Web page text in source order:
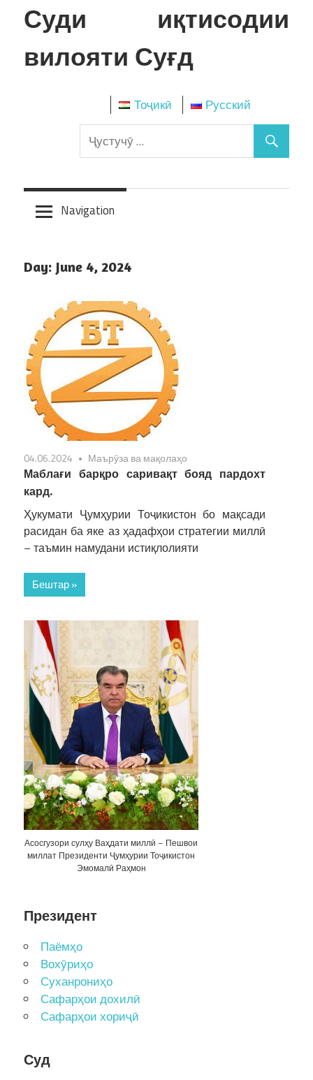
Skip
to
Суди иқтисодии
вилояти Суғд
Тоҷикӣ Русский
Navigation
Day: June 4, 2024
04.06.2024 Маърӯза ва мақолаҳо
Маблағи барқро саривақт бояд пардохт
кард.
Ҳукумати Ҷумҳурии Тоҷикистон бо мақсади
расидан ба яке аз ҳадафҳои стратегии миллӣ
– таъмин намудани истиқлолияти
Бештар »
Асосгузори сулҳу Ваҳдати миллӣ – Пешвои
миллат Президенти Ҷумҳурии Тоҷикистон
Эмомалӣ Раҳмон
Президент
Паёмҳо
Вохӯриҳо
Суханрониҳо
Сафарҳои дохилӣ
Сафарҳои хориҷӣ
Суд